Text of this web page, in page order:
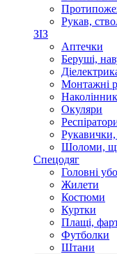
Рукав,
ЗІЗ
Аптечки
Беруші,
Монтажні
Окуляри
Рукавички,
Шоломи,
Спецодяг
Головні
Жилети
Костюми
Куртки
Плащі,
Футболки
Штани